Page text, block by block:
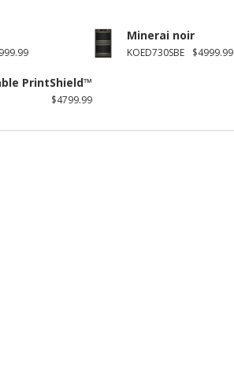
Minerai noir
KOED730SBE $4999.99
PrintShield™
$4799.99